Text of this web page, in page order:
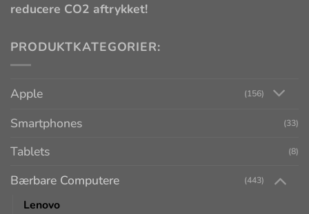
reducere CO2 aftrykket!
PRODUKTKATEGORIER:
Apple (156)
Smartphones (33)
Tablets (8)
Bærbare Computere (443)
Lenovo